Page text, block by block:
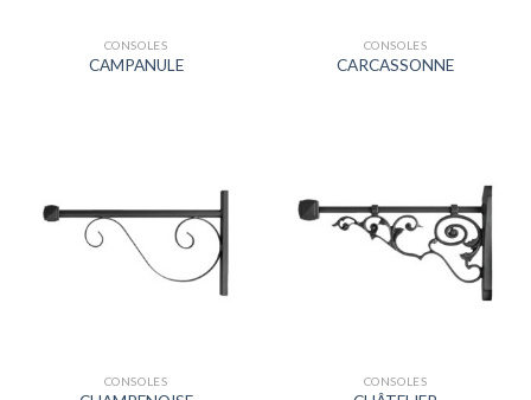
CONSOLES
CAMPANULE
CONSOLES
CARCASSONNE
CONSOLES CONSOLES